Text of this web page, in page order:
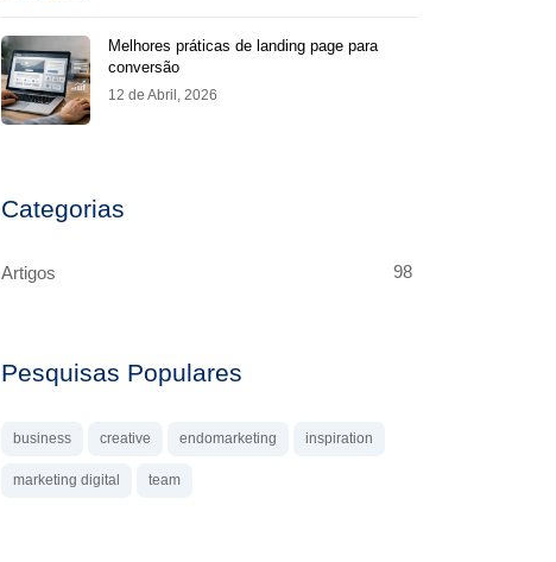
Melhores práticas de landing page para
conversão
12 de Abril, 2026
Categorias
Artigos 98
Pesquisas Populares
business creative endomarketing inspiration
marketing digital team